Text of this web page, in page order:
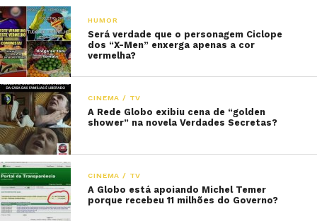
HUMOR
Será verdade que o personagem Ciclope
dos “X-Men” enxerga apenas a cor
vermelha?
CINEMA / TV
A Rede Globo exibiu cena de “golden
shower” na novela Verdades Secretas?
CINEMA / TV
A Globo está apoiando Michel Temer
porque recebeu 11 milhões do Governo?